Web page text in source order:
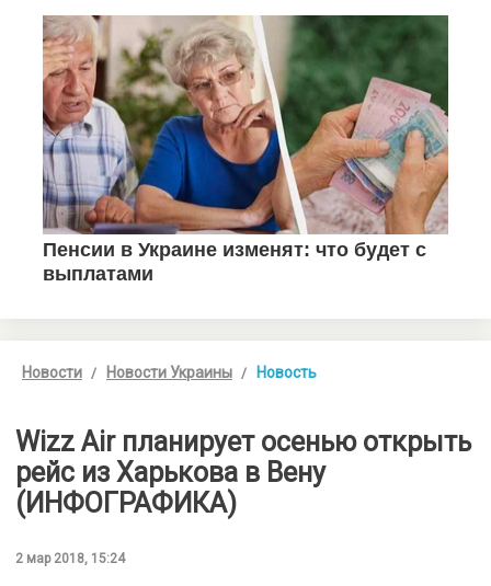
Новости Новости Украины Новость
Wizz Air планирует осенью открыть
рейс из Харькова в Вену
(ИНФОГРАФИКА)
2 мар 2018, 15:24